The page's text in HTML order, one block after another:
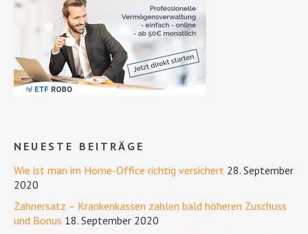
NEUESTE BEITRÄGE
Wie ist man im Home-Office richtig versichert 28. September
2020
Zahnersatz – Krankenkassen zahlen bald höheren Zuschuss
und Bonus 18. September 2020